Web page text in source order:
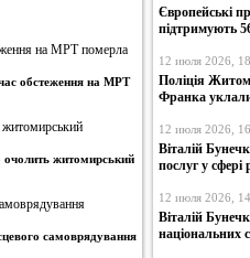
обстеження на МРТ
очолить житомирський
самоврядування
Європейські
підтримують
12 июля 2026,
Поліція
Франка
12 июля 2026,
Віталій
послуг у сфері
12 июля 2026,
Віталій
національних